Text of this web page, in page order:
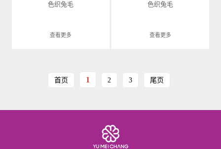
色织兔毛
查看更多
色织兔毛
查看更多
首页 1 2 3 尾页